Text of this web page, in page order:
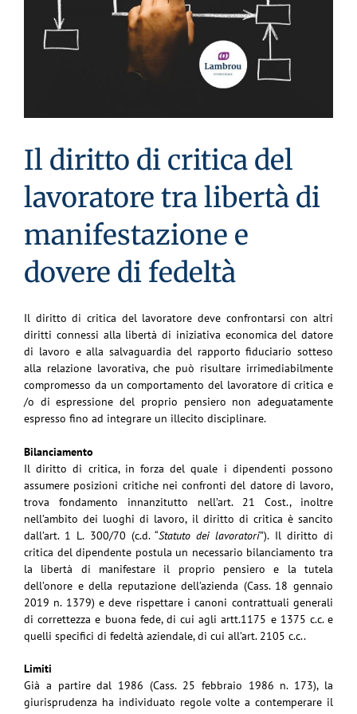
Il diritto di critica del
lavoratore tra libertà di
manifestazione e
dovere di fedeltà
Il diritto di critica del lavoratore deve confrontarsi con altri
diritti connessi alla libertà di iniziativa economica del datore
di lavoro e alla salvaguardia del rapporto fiduciario sotteso
alla relazione lavorativa, che può risultare irrimediabilmente
compromesso da un comportamento del lavoratore di critica e
/o di espressione del proprio pensiero non adeguatamente
espresso fino ad integrare un illecito disciplinare.
Bilanciamento
Il diritto di critica, in forza del quale i dipendenti possono
assumere posizioni critiche nei confrontidel datore di lavoro,
trova fondamento innanzitutto nell’art. 21 Cost., inoltre
nell’ambito dei luoghidi lavoro, il diritto di critica è sancito
dall’art. 1 L. 300/70 (c.d. “Statuto dei lavoratori”). Il dirittodi
critica del dipendente postula un necessario bilanciamento tra
la
libertà di manifestare il proprio pensiero
e la tutela
dell’onore e della reputazione dell’azienda (Cass. 18 gennaio
2019 n. 1379) e deve rispettare i canoni contrattuali generali
di correttezza e buona fede, di cui agliartt.1175 e 1375 c.c. e
quelli specifici di fedeltà aziendale, di cui all’art. 2105 c.c..
Limiti
Già a partire dal 1986 (Cass. 25 febbraio 1986 n. 173), la
giurisprudenza ha individuato regolevolte a contemperare il